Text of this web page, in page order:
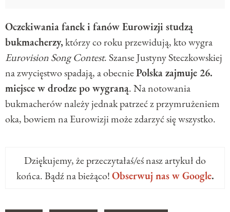
Oczekiwania fanek i fanów Eurowizji studzą
bukmacherzy,którzy co roku przewidują, kto wygra
Eurovision Song Contest. Szanse Justyny Steczkowskiej
na zwycięstwo spadają, a obecniePolska zajmuje 26.
miejsce w drodze po wygraną. Na notowania
bukmacherów należy jednak patrzeć z przymrużeniem
oka, bowiem na Eurowizji może zdarzyć się wszystko.
Dziękujemy, że przeczytałaś/eś nasz artykuł do
końca. Bądź na bieżąco!Obserwuj nas w Google.